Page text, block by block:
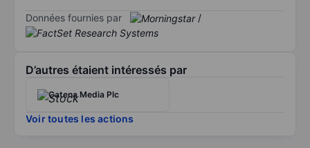
Données fournies par /
D’autres étaient intéressés par
Catena Media Plc
Voir toutes les actions